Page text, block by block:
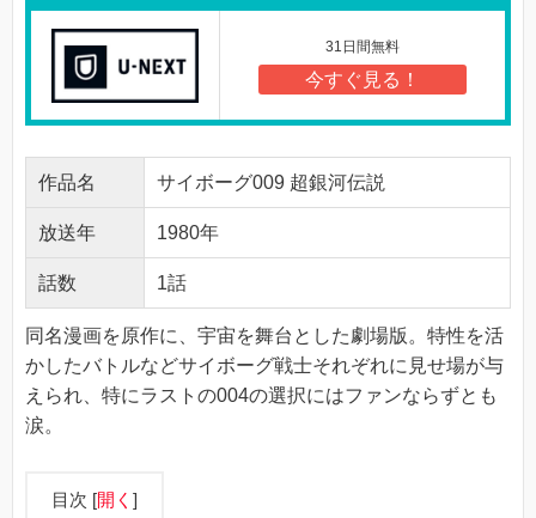
31日間無料
今すぐ見る！
作品名 サイボーグ009 超銀河伝説
放送年 1980年
話数 1話
同名漫画を原作に、宇宙を舞台とした劇場版。特性を活
かしたバトルなどサイボーグ戦士それぞれに見せ場が与
えられ、特にラストの004の選択にはファンならずとも
涙。
目次 [開く ]